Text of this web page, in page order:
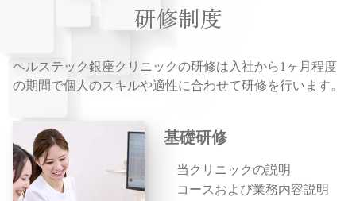
研修制度
ヘルステック銀座クリニックの研修は入社から1ヶ月程度
の期間で個人のスキルや適性に合わせて研修を行います。
基礎研修
当クリニックの説明
コースおよび業務内容説明